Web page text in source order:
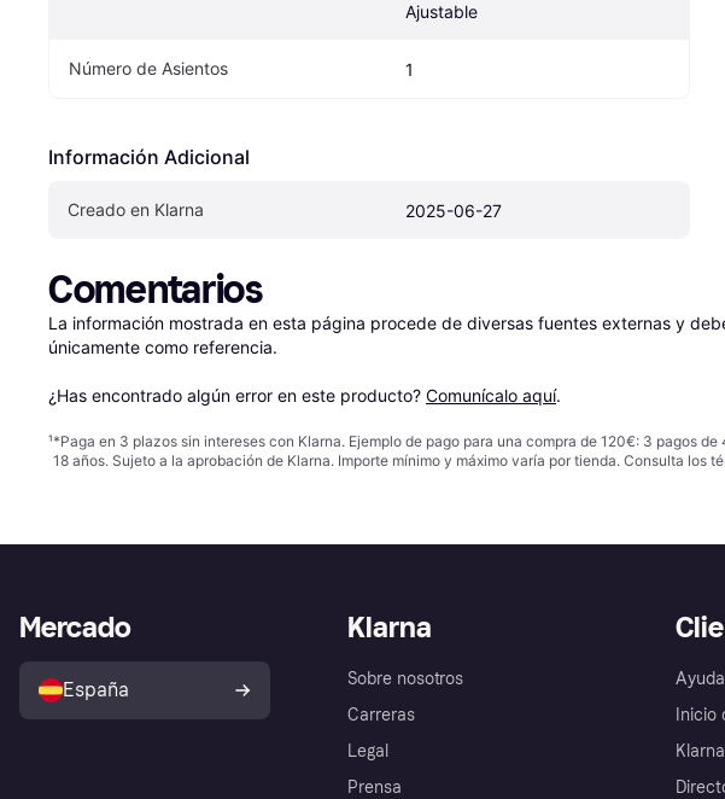
Ajustable
Número de Asientos 1
Información Adicional
Creado en Klarna 2025-06-27
Comentarios
La información mostrada en esta página procede de diversas fuentes externas y
únicamente como referencia.
¿Has encontrado algún error en este producto? Comunícalo aquí.
¹*Paga en 3 plazos sin intereses con Klarna. Ejemplo de pago para una compra de 120€: 3 pagos
18 años. Sujeto a la aprobación de Klarna. Importe mínimo y máximo varía por tienda. Consulta los
Klarna
Sobre nosotros
Carreras
Legal
Prensa
Ayuda
Inicio
Mercado
España